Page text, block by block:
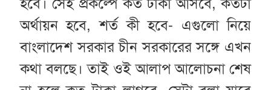
হবে। সেই প্রকল্পে কত টাকা আসবে, কতটা
অর্থায়ন হবে, শর্ত কী হবে- এগুলো নিয়ে
বাংলাদেশ সরকার চীন সরকারের সঙ্গে এখন
কথা বলছে। তাই ওই আলাপ আলোচনা শেষ